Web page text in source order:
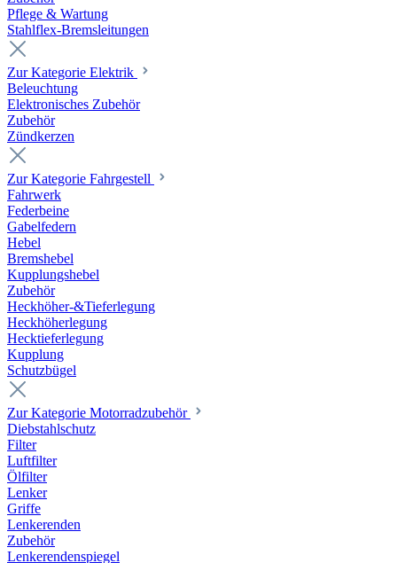
Pflege & Wartung
Stahlflex-Bremsleitungen
Zur Kategorie Elektrik
Beleuchtung
Elektronisches Zubehör
Zubehör
Zündkerzen
Zur Kategorie Fahrgestell
Fahrwerk
Federbeine
Gabelfedern
Hebel
Bremshebel
Kupplungshebel
Zubehör
Heckhöher-&Tieferlegung
Heckhöherlegung
Hecktieferlegung
Kupplung
Schutzbügel
Zur Kategorie Motorradzubehör
Diebstahlschutz
Filter
Luftfilter
Ölfilter
Lenker
Griffe
Lenkerenden
Zubehör
Lenkerendenspiegel